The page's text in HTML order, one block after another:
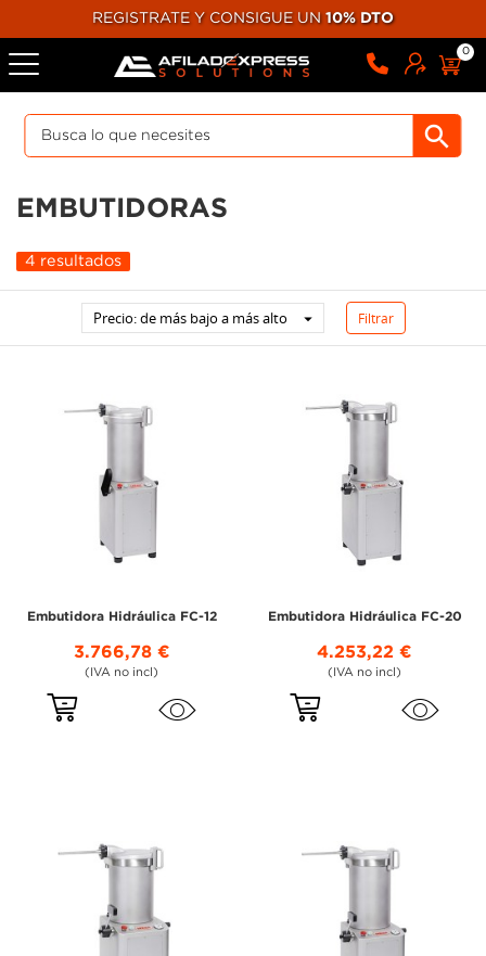
REGISTRATE Y CONSIGUE UN 10% DTO
0
EMBUTIDORAS
4 resultados
Precio: de más bajo a más alto  Filtrar
Embutidora Hidráulica FC-12
3.766,78 €
(IVA no incl)
Embutidora Hidráulica FC-20
4.253,22 €
(IVA no incl)